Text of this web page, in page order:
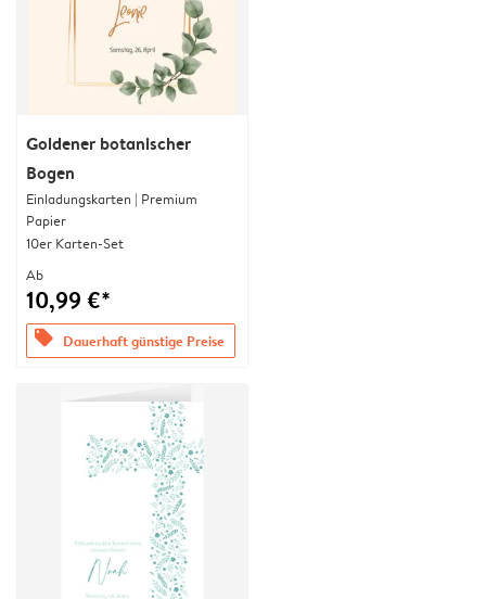
Goldener botanischer
Bogen
Einladungskarten | Premium
Papier
10er Karten-Set
Ab
10,99 €*
offers Dauerhaft günstige Preise